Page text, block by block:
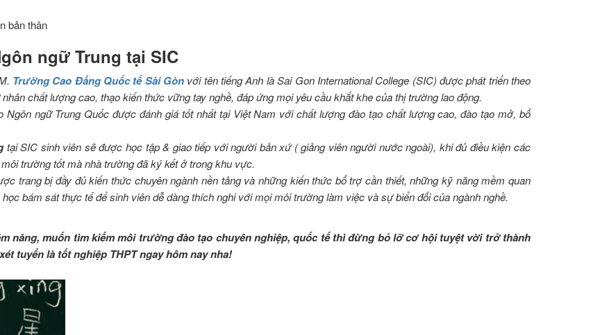
bản thân
ngữ Trung tại SIC
Trường Cao Đẳng Quốc tế Sài Gòn với tên tiếng Anh là Sai Gon International College (SIC) được phát triển theo
chất lượng cao, thạo kiến thức vững tay nghề, đáp ứng mọi yêu cầu khắt khe của thị trường lao động.
ngữ Trung Quốc được đánh giá tốt nhất tại Việt Nam với chất lượng đào tạo chất lượng cao, đào tạo mở, bổ
tại SIC sinh viên sẽ được học tập & giao tiếp với người bản xứ ( giảng viên người nước ngoài), khi đủ điều kiện các
trường tốt mà nhà trường đã ký kết ở trong khu vực.
trang bị đầy đủ kiến thức chuyên ngành nền tảng và những kiến thức bổ trợ cần thiết, những kỹ năng mềm quan
bám sát thực tế để sinh viên dễ dàng thích nghi với mọi môi trường làm việc và sự biển đổi của ngành nghề.
năng, muốn tìm kiếm môi trường đào tạo chuyên nghiệp, quốc tế thì đừng bỏ lỡ cơ hội tuyệt vời trở thành
tuyển là tốt nghiệp THPT ngay hôm nay nha!